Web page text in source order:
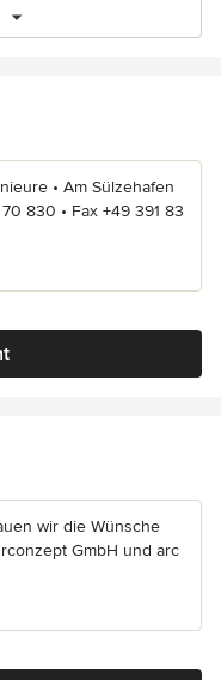
• Am Sülzehafen
830 • Fax +49 391 83
wir die Wünsche
GmbH und arc